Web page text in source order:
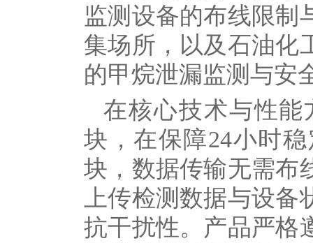
监测设备的布线限制
集场所，以及石油化
的甲烷泄漏监测与安
在核心技术与性
块，在保障24小时
块，数据传输无需布
上传检测数据与设
抗干扰性。产品严格